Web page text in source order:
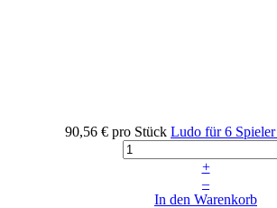
90,56 € pro Stück Ludo für 6 Spieler
+
–
In den Warenkorb